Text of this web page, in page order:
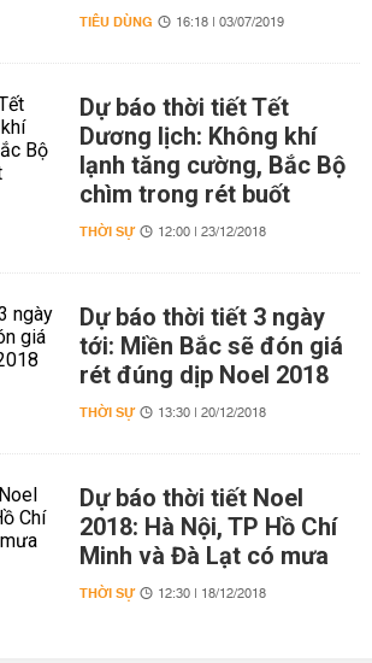
TIÊU DÙNG 16:18 | 03/07/2019
Dự báo thời tiết Tết
Dương lịch: Không khí
lạnh tăng cường, Bắc Bộ
chìm trong rét buốt
THỜI SỰ 12:00 | 23/12/2018
Dự báo thời tiết 3 ngày
tới: Miền Bắc sẽ đón giá
rét đúng dịp Noel 2018
THỜI SỰ 13:30 | 20/12/2018
Dự báo thời tiết Noel
2018: Hà Nội, TP Hồ Chí
Minh và Đà Lạt có mưa
THỜI SỰ 12:30 | 18/12/2018